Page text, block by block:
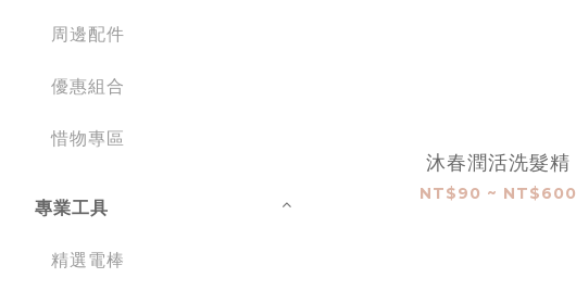
周邊配件
優惠組合
惜物專區
專業工具
精選電棒
沐春潤活洗髮精
NT$90 ~ NT$600